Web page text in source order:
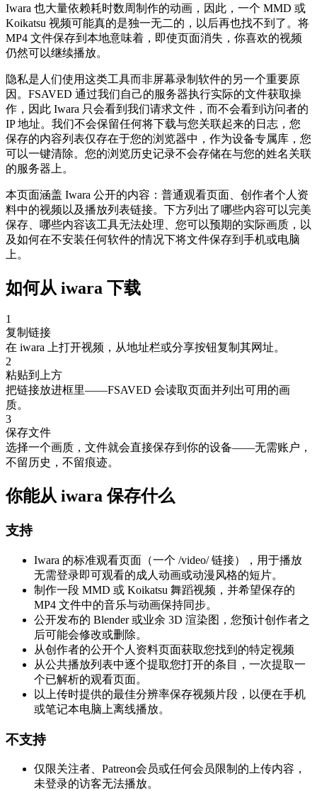
Iwara 也大量依赖耗时数周制作的动画，因此，一个 MMD 或
Koikatsu 视频可能真的是独一无二的，以后再也找不到了。将
MP4 文件保存到本地意味着，即使页面消失，你喜欢的视频
仍然可以继续播放。
隐私是人们使用这类工具而非屏幕录制软件的另一个重要原
因。FSAVED 通过我们自己的服务器执行实际的文件获取操
作，因此 Iwara 只会看到我们请求文件，而不会看到访问者的
IP 地址。我们不会保留任何将下载与您关联起来的日志，您
保存的内容列表仅存在于您的浏览器中，作为设备专属库，您
可以一键清除。您的浏览历史记录不会存储在与您的姓名关联
的服务器上。
本页面涵盖 Iwara 公开的内容：普通观看页面、创作者个人资
料中的视频以及播放列表链接。下方列出了哪些内容可以完美
保存、哪些内容该工具无法处理、您可以预期的实际画质，以
及如何在不安装任何软件的情况下将文件保存到手机或电脑
上。
如何从 iwara 下载
1
复制链接
在 iwara 上打开视频，从地址栏或分享按钮复制其网址。
2
粘贴到上方
把链接放进框里——FSAVED 会读取页面并列出可用的画
质。
3
保存文件
选择一个画质，文件就会直接保存到你的设备——无需账户，
不留历史，不留痕迹。
你能从 iwara 保存什么
支持
Iwara 的标准观看页面（一个 /video/ 链接），用于播放
无需登录即可观看的成人动画或动漫风格的短片。
制作一段 MMD 或 Koikatsu 舞蹈视频，并希望保存的
MP4 文件中的音乐与动画保持同步。
公开发布的 Blender 或业余 3D 渲染图，您预计创作者之
后可能会修改或删除。
从创作者的公开个人资料页面获取您找到的特定视频
从公共播放列表中逐个提取您打开的条目，一次提取一
个已解析的观看页面。
以上传时提供的最佳分辨率保存视频片段，以便在手机
或笔记本电脑上离线播放。
不支持
仅限关注者、Patreon会员或任何会员限制的上传内容，
未登录的访客无法播放。